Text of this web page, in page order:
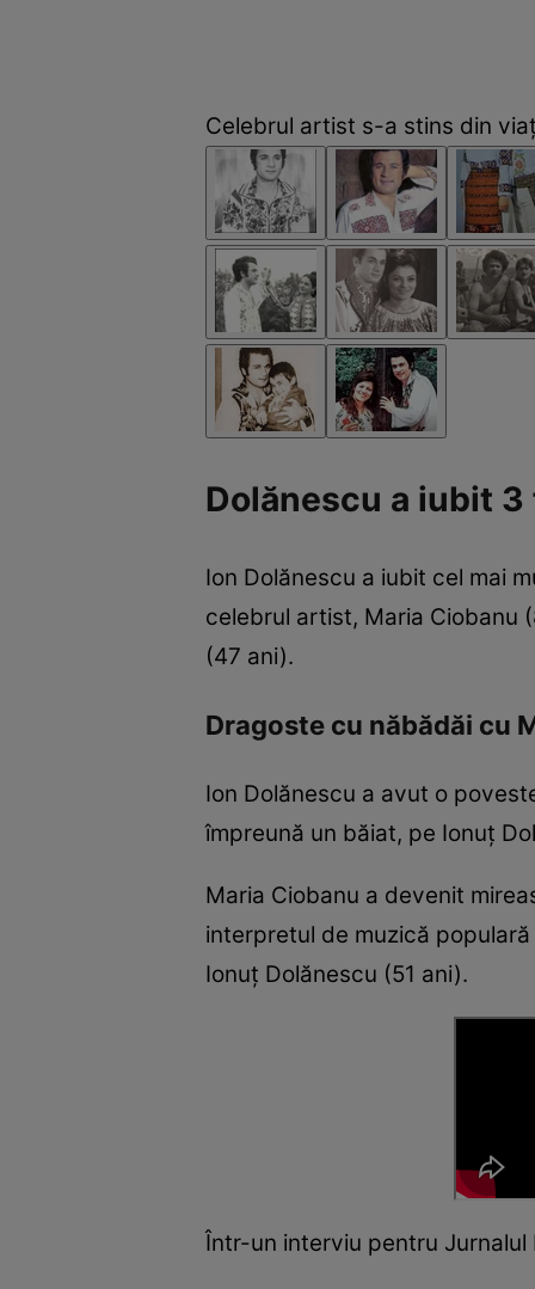
Celebrul artist s-a stins din
Dolănescu a iubit 3
Ion Dolănescu a iubit cel mai
celebrul artist, Maria Ciobanu
(47 ani).
Dragoste cu năbădăi cu
Ion Dolănescu a avut o
împreună un băiat, pe Ionuț
Maria Ciobanu a devenit
interpretul de muzică
Ionuț Dolănescu (51 ani).
Într-un interviu pentru